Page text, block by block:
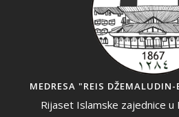
MEDRESA "REIS
Rijaset Islamske zajednice u